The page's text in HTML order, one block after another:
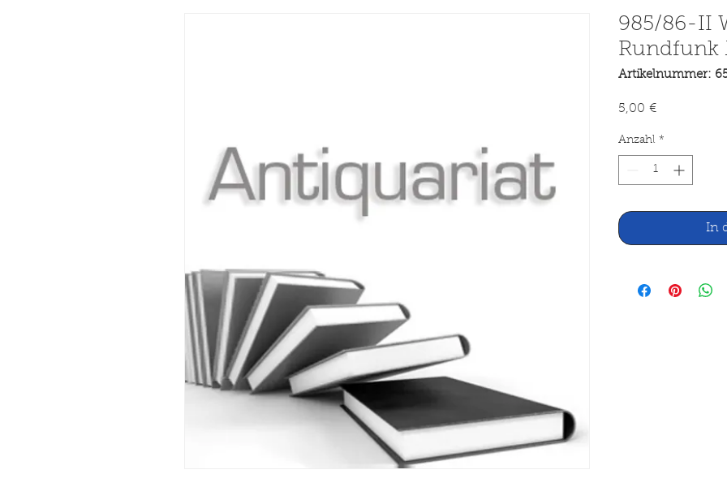
985/86-II
Rundfunk
Artikelnummer:
5,00 €Preis
Anzahl *
In